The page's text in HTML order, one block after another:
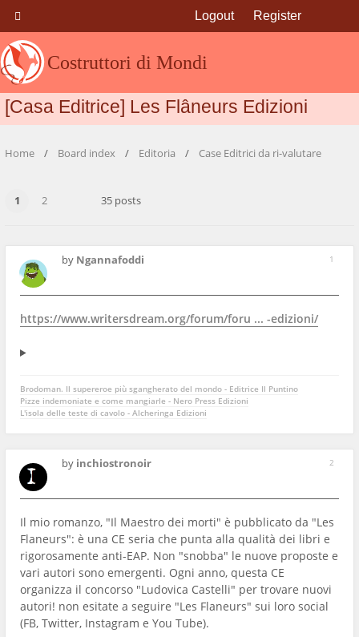
Costruttori di Mondi
Logout Register
[Casa Editrice] Les Flâneurs Edizioni
Home Board index Editoria Case Editrici da ri-valutare
1 2 35 posts
1
by Ngannafoddi
https://www.writersdream.org/forum/foru ... -edizioni/
Brodoman. Il supereroe più sgangherato del mondo - Editrice Il Puntino
Pizze indemoniate e come mangiarle - Nero Press Edizioni
L'isola delle teste di cavolo - Alcheringa Edizioni
2
by inchiostronoir
Il mio romanzo, "Il Maestro dei morti" è pubblicato da "Les
Flaneurs": è una CE seria che punta alla qualità dei libri e
rigorosamente anti-EAP. Non "snobba" le nuove proposte e
vari autori sono emergenti. Ogni anno, questa CE
organizza il concorso "Ludovica Castelli" per trovare nuovi
autori! non esitate a seguire "Les Flaneurs" sui loro social
(FB, Twitter, Instagram e You Tube).